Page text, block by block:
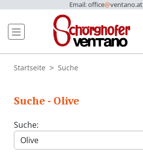
Email: office@ventano.at
Startseite Suche
Suche - Olive
Suche: